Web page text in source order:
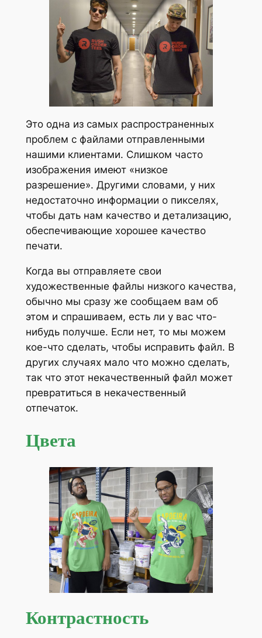
Это одна из самых распространенных
проблем с файлами отправленными
нашими клиентами. Слишком часто
изображения имеют «низкое
разрешение». Другими словами, у них
недостаточно информации о пикселях,
чтобы дать нам качество и детализацию,
обеспечивающие хорошее качество
печати.
Когда вы отправляете свои
художественные файлы низкого качества,
обычно мы сразу же сообщаем вам об
этом и спрашиваем, есть ли у вас что-
нибудь получше. Если нет, то мы можем
кое-что сделать, чтобы исправить файл. В
других случаях мало что можно сделать,
так что этот некачественный файл может
превратиться в некачественный
отпечаток.
Цвета
Контрастность